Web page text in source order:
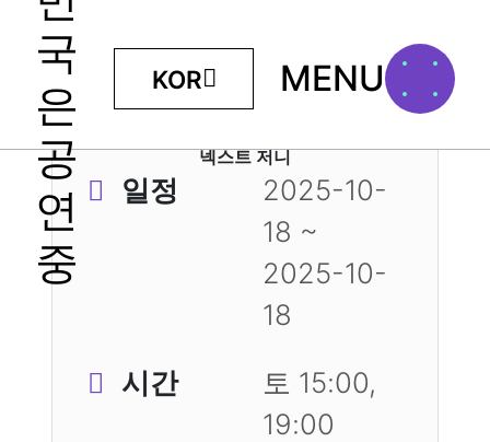
KOR MENU
넥스트 저니
일정
2025-10-
18 ~
2025-10-
18
시간
토 15:00,
19:00